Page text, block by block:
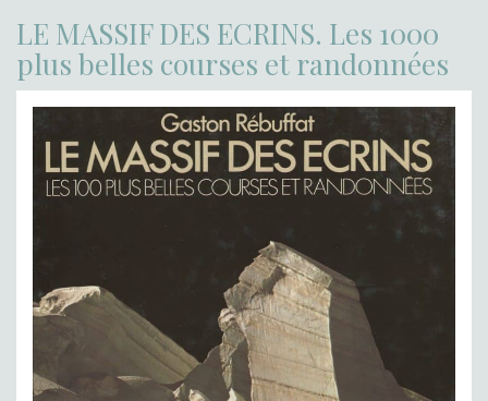
LE MASSIF DES ECRINS. Les 1000
plus belles courses et randonnées